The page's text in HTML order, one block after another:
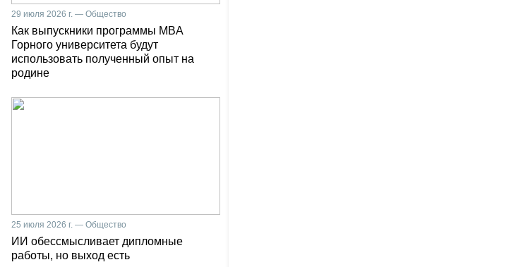
29 июля 2026 г. — Общество
Как выпускники программы MBA
Горного университета будут
использовать полученный опыт на
родине
25 июля 2026 г. — Общество
ИИ обессмысливает дипломные
работы, но выход есть